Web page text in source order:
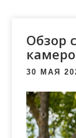
Обзор
30 МАЯ